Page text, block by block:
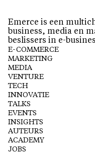
Emerce is een
business, media en
beslissers in e-
E-COMMERCE
MARKETING
MEDIA
VENTURE
TECH
INNOVATIE
TALKS
EVENTS
INSIGHTS
AUTEURS
ACADEMY
JOBS